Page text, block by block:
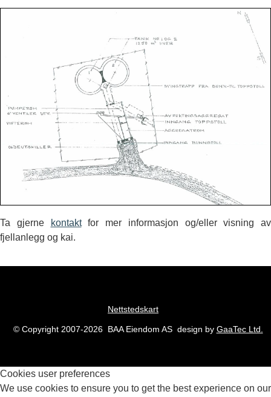
Ta gjerne kontaktfor mer informasjon og/eller visning av
fjellanlegg og kai.
Nettstedskart
© Copyright 2007-2026 BAA Eiendom AS design by GaaTec Ltd.
Cookies user preferences
We use cookies to ensure you to get the best experience on our